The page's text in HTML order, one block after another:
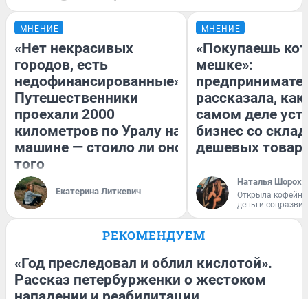
МНЕНИЕ
«Нет некрасивых
городов, есть
недофинансированные».
Путешественники
проехали 2000
километров по Уралу на
машине — стоило ли оно
того
Екатерина Литкевич
МНЕНИЕ
«Покупаешь
мешке»:
рассказала, как
самом деле
бизнес со
дешевых
Наталья
Открыла
деньги
РЕКОМЕНДУЕМ
«Год преследовал и облил кислотой».
Рассказ петербурженки о жестоком